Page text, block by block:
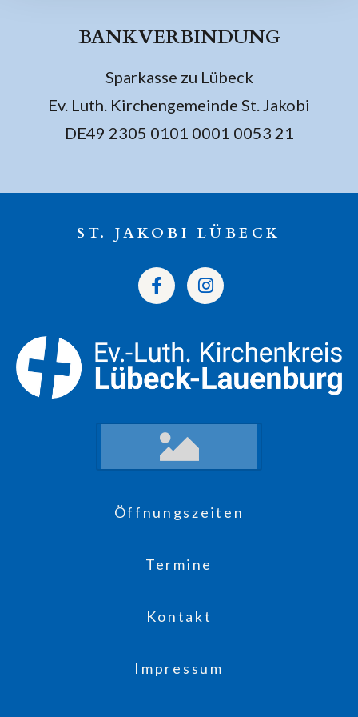
BANKVERBINDUNG
Sparkasse zu Lübeck
Ev. Luth. Kirchengemeinde St. Jakobi
DE49 2305 0101 0001 0053 21
ST. JAKOBI LÜBECK
Öffnungszeiten
Termine
Kontakt
Impressum